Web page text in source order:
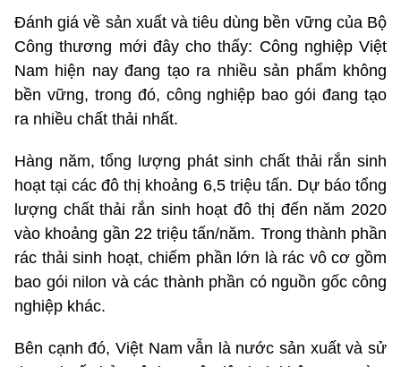
Đánh giá về sản xuất và tiêu dùng bền vững của Bộ
Công thương mới đây cho thấy: Công nghiệp Việt
Nam hiện nay đang tạo ra nhiều sản phẩm không
bền vững, trong đó, công nghiệp bao gói đang tạo
ra nhiều chất thải nhất.
Hàng năm, tổng lượng phát sinh chất thải rắn sinh
hoạt tại các đô thị khoảng 6,5 triệu tấn. Dự báo tổng
lượng chất thải rắn sinh hoạt đô thị đến năm 2020
vào khoảng gần 22 triệu tấn/năm. Trong thành phần
rác thải sinh hoạt, chiếm phần lớn là rác vô cơ gồm
bao gói nilon và các thành phần có nguồn gốc công
nghiệp khác.
Bên cạnh đó, Việt Nam vẫn là nước sản xuất và sử